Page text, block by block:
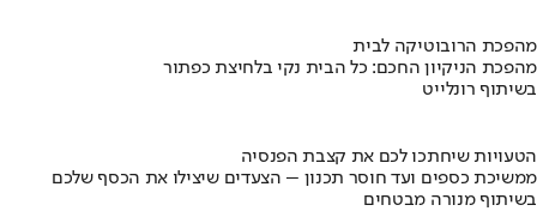
מהפכת הרובוטיקה לבית
מהפכת הניקיון החכם: כל הבית נקי בלחיצת כפתור
בשיתוף רונלייט
הטעויות שיחתכו לכם את קצבת הפנסיה
ממשיכת כספים ועד חוסר תכנון – הצעדים שיצילו את הכסף שלכם
בשיתוף מנורה מבטחים